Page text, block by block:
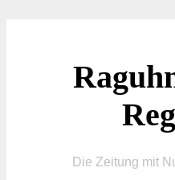
Die Zeitung mit